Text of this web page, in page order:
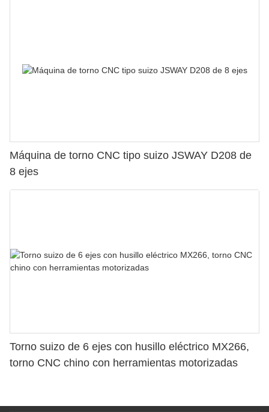
Máquina de torno CNC tipo suizo JSWAY D208 de
8 ejes
Torno suizo de 6 ejes con husillo eléctrico MX266,
torno CNC chino con herramientas motorizadas